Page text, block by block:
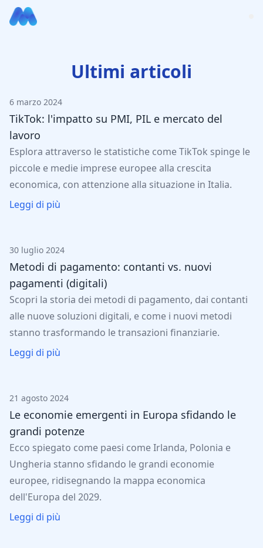
Ultimi articoli
6 marzo 2024
TikTok: l'impatto su PMI, PIL e mercato del
lavoro
Esplora attraverso le statistiche come TikTok spinge le
piccole e medie imprese europee alla crescita
economica, con attenzione alla situazione in Italia.
Leggi di più
30 luglio 2024
Metodi di pagamento: contanti vs. nuovi
pagamenti (digitali)
Scopri la storia dei metodi di pagamento, dai contanti
alle nuove soluzioni digitali, e come i nuovi metodi
stanno trasformando le transazioni finanziarie.
Leggi di più
21 agosto 2024
Le economie emergenti in Europa sfidando le
grandi potenze
Ecco spiegato come paesi come Irlanda, Polonia e
Ungheria stanno sfidando le grandi economie
europee, ridisegnando la mappa economica
dell'Europa del 2029.
Leggi di più